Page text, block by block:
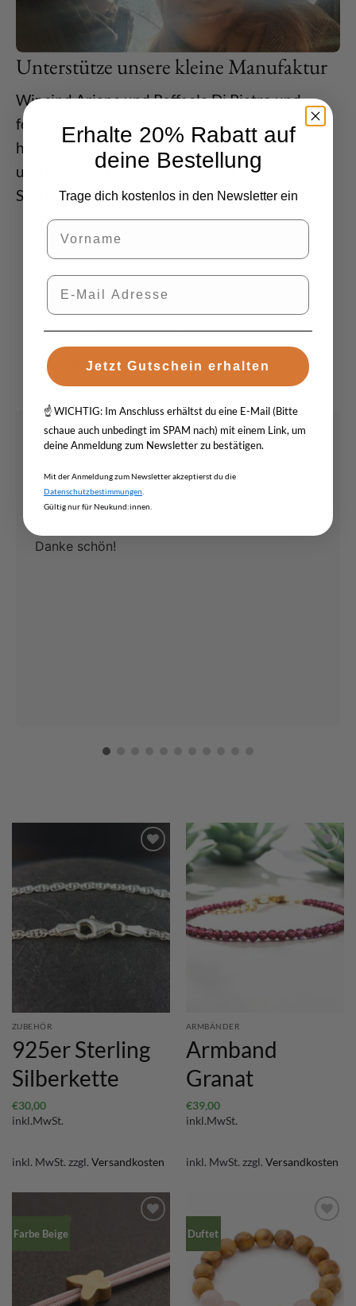
Unterstütze unsere kleine Manufaktur
Wir sind Ariane und Raffaele Di Pietro und
fertigen nahe dem Chiemsee seit 2014
handgemachten Naturschmuck. Mit viel Liebe
und hochwertigen Materialien entsteht jedes
Stück als einzigartiges Unikat.
Hervorragend⭐⭐⭐⭐⭐4.8
Basierend aufunseren Rezensionen
SV
slavica vampirdzieva
Ich habe bei Tollwood ein Spa-Peeling in
natürlicher Qualität gekauft. Es ist ein
Danke schön!
ZUBEHÖR
925er Sterling
Silberkette
€30,00
inkl.MwSt.
inkl. MwSt. zzgl. Versandkosten
ARMBÄNDER
Armband
Granat
€39,00
inkl.MwSt.
inkl. MwSt. zzgl. Versandkosten
Farbe Beige Duftet
Erhalte 20% Rabatt auf
deine Bestellung
Trage dich kostenlos in den Newsletter ein
Vorname
E-Mail
Jetzt Gutschein erhalten
☝️ WICHTIG: Im Anschluss erhältst du eine E-Mail (Bitte
schaue auch unbedingt im SPAM nach) mit einem Link, um
deine Anmeldung zum Newsletter zu bestätigen.
Mit der Anmeldung zum Newsletter akzeptierst du die
Datenschutzbestimmungen
Gültig nur für Neukund:innen.